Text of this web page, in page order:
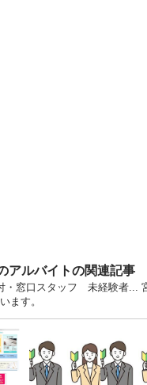
アルバイトの関連記事
窓口スタッフ 未経験者... 宮
ます。